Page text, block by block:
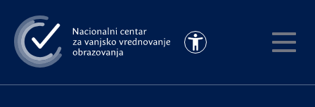
na
glavni
sadržaj
Pristupačnost